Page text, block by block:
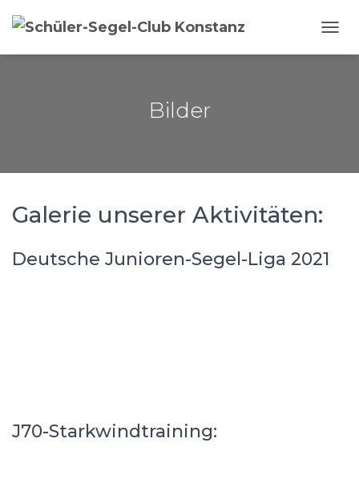
Bilder
Galerie unserer Aktivitäten:
Deutsche Junioren-Segel-Liga 2021
J70-Starkwindtraining: